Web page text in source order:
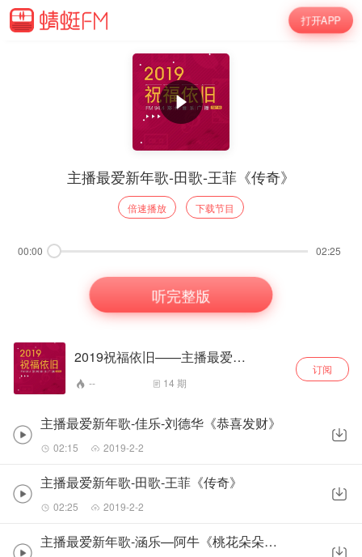
打开APP
主播最爱新年歌-田歌-王菲《传奇》
倍速播放 下载节目
00:00 02:25
听完整版
2019祝福依旧——主播最爱新年歌
-- 14 期
订阅
主播最爱新年歌-佳乐-刘德华《恭喜发财》
02:15 2019-2-2
主播最爱新年歌-田歌-王菲《传奇》
02:25 2019-2-2
主播最爱新年歌-涵乐—阿牛《桃花朵朵开》